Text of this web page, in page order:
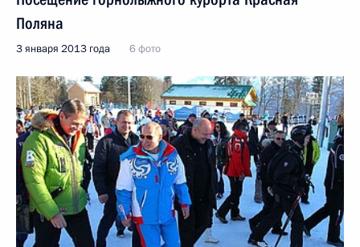
Поляна
3 января 2013 года 6 фото